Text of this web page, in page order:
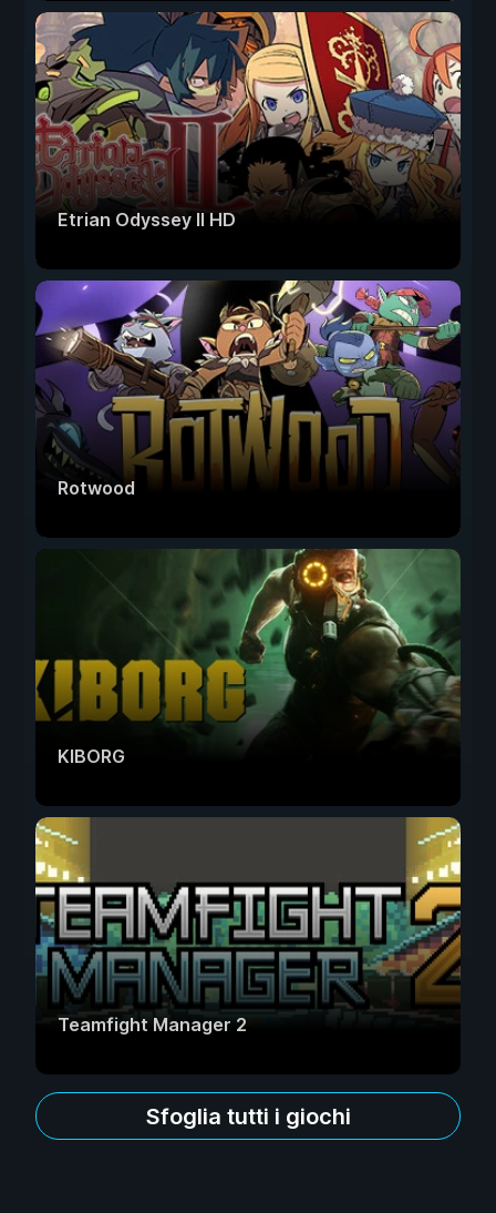
Etrian Odyssey II HD
Rotwood
KIBORG
Teamfight Manager 2
Sfoglia tutti i giochi